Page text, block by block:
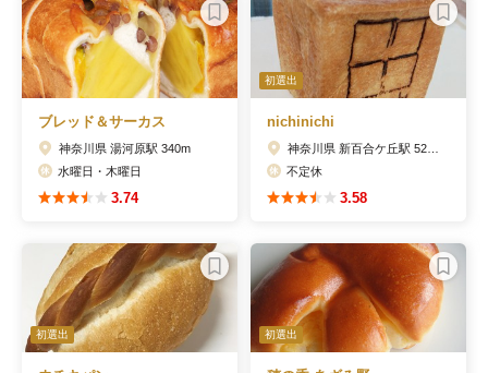
ブレッド＆サーカス
神奈川県 湯河原駅 340m
水曜日・木曜日
3.74
初選出
nichinichi
不定休
3.58
初選出 初選出